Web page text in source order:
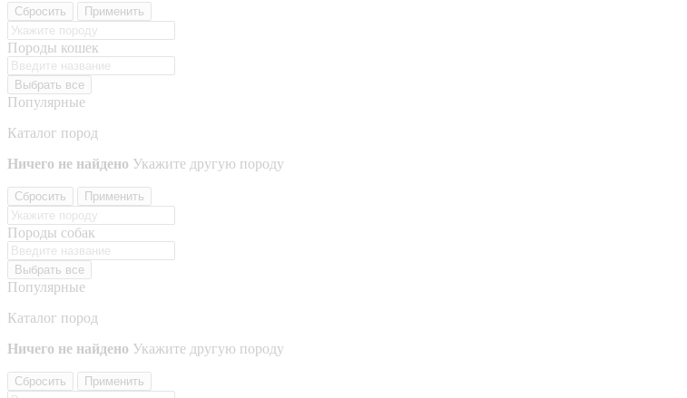
Сбросить Применить
Породы кошек
Выбрать все
Популярные
Каталог пород
Ничего не найдено Укажите другую породу
Сбросить Применить
Породы собак
Выбрать все
Популярные
Каталог пород
Ничего не найдено Укажите другую породу
Сбросить Применить